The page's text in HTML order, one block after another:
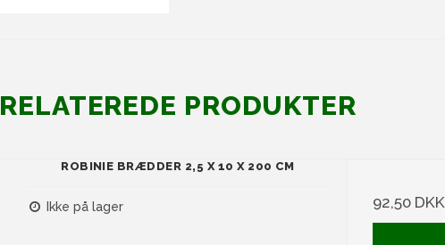
RELATEREDE PRODUKTER
ROBINIE BRÆDDER 2,5 X 10 X 200 CM
Ikke på lager 92,50 DKK